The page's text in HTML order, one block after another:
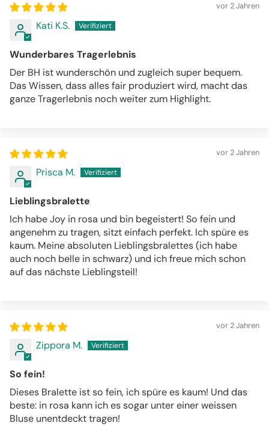
vor 2 Jahren
Kati K.S.
Wunderbares Tragerlebnis
Der BH ist wunderschön und zugleich super bequem.
Das Wissen, dass alles fair produziert wird, macht das
ganze Tragerlebnis noch weiter zum Highlight.
vor 2 Jahren
Prisca M.
Lieblingsbralette
Ich habe Joy in rosa und bin begeistert! So fein und
angenehm zu tragen, sitzt einfach perfekt. Ich spüre es
kaum. Meine absoluten Lieblingsbralettes (ich habe
auch noch belle in schwarz) und ich freue mich schon
auf das nächste Lieblingsteil!
vor 2 Jahren
Zippora M.
So fein!
Dieses Bralette ist so fein, ich spüre es kaum! Und das
beste: in rosa kann ich es sogar unter einer weissen
Bluse unentdeckt tragen!